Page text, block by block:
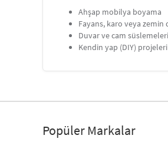
Ahşap mobilya boyama
Fayans, karo veya zemin
Duvar ve cam süslemeleri
Kendin yap (DIY) projeleri
Popüler Markalar